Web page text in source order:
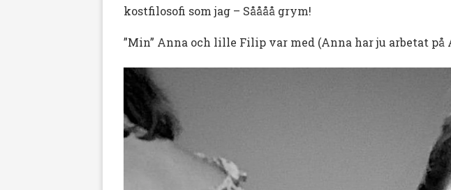
kostfilosofi som jag – Såååå grym!
”Min” Anna och lille Filip var med (Anna har ju arbetat